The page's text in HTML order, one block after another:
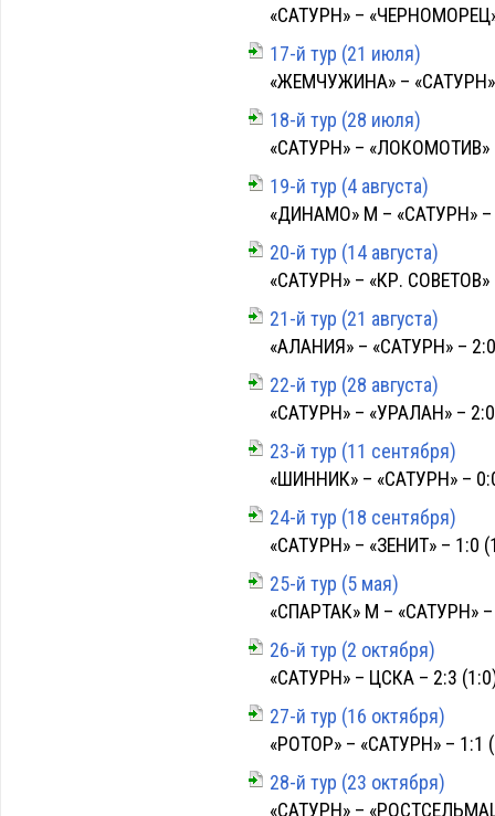
«САТУРН» –
17-й тур (21 июля)
«ЖЕМЧУЖИНА» – «САТУРН»
18-й тур (28 июля)
«САТУРН» – «ЛОКОМОТИВ»
19-й тур (4 августа)
«ДИНАМО» М – «САТУРН» –
20-й тур (14 августа)
«САТУРН» – «КР. СОВЕТОВ»
21-й тур (21 августа)
«АЛАНИЯ» – «САТУРН» –
22-й тур (28 августа)
«САТУРН» – «УРАЛАН» –
23-й тур (11 сентября)
«ШИННИК» – «САТУРН» –
24-й тур (18 сентября)
«САТУРН» – «ЗЕНИТ» – 1:0
25-й тур (5 мая)
«СПАРТАК» М – «САТУРН»
26-й тур (2 октября)
«САТУРН» – ЦСКА – 2:3
27-й тур (16 октября)
«РОТОР» – «САТУРН» – 1:1
28-й тур (23 октября)
«САТУРН» –